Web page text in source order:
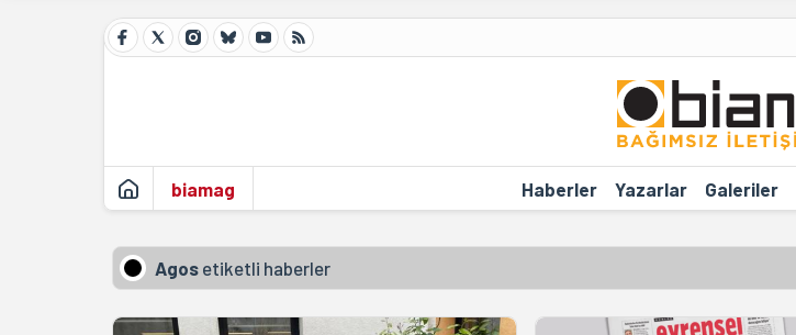
biamag Haberler Yazarlar Galeriler
Agos etiketli haberler